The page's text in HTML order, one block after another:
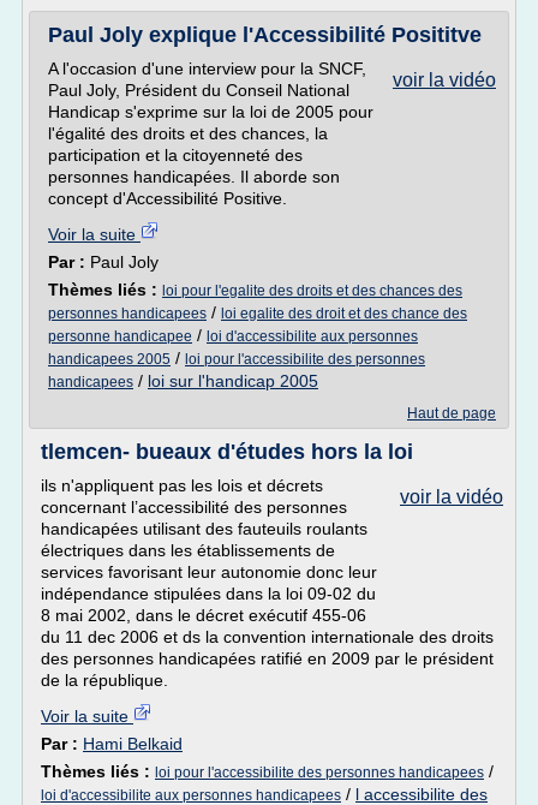
Paul Joly explique l'Accessibilité Posititve
voir la vidéo
A l'occasion d'une interview pour la SNCF,
Paul Joly, Président du Conseil National
Handicap s'exprime sur la loi de 2005 pour
l'égalité des droits et des chances, la
participation et la citoyenneté des
personnes handicapées. Il aborde son
concept d'Accessibilité Positive.
Voir la suite
Par : Paul Joly
Thèmes liés : loi pour l'egalite des droits et des chances des
personnes handicapees / loi egalite des droit et des chance des
personne handicapee / loi d'accessibilite aux personnes
handicapees 2005 / loi pour l'accessibilite des personnes
handicapees / loi sur l'handicap 2005
Haut de page
tlemcen- bueaux d'études hors la loi
voir la vidéo
ils n'appliquent pas les lois et décrets
concernant l’accessibilité des personnes
handicapées utilisant des fauteuils roulants
électriques dans les établissements de
services favorisant leur autonomie donc leur
indépendance stipulées dans la loi 09-02 du
8 mai 2002, dans le décret exécutif 455-06
du 11 dec 2006 et ds la convention internationale des droits
des personnes handicapées ratifié en 2009 par le président
de la république.
Voir la suite
Par : Hami Belkaid
Thèmes liés : loi pour l'accessibilite des personnes handicapees /
loi d'accessibilite aux personnes handicapees / l accessibilite des